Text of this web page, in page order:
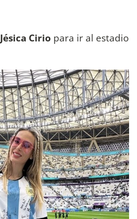
Jésica Cirio para ir al estadio